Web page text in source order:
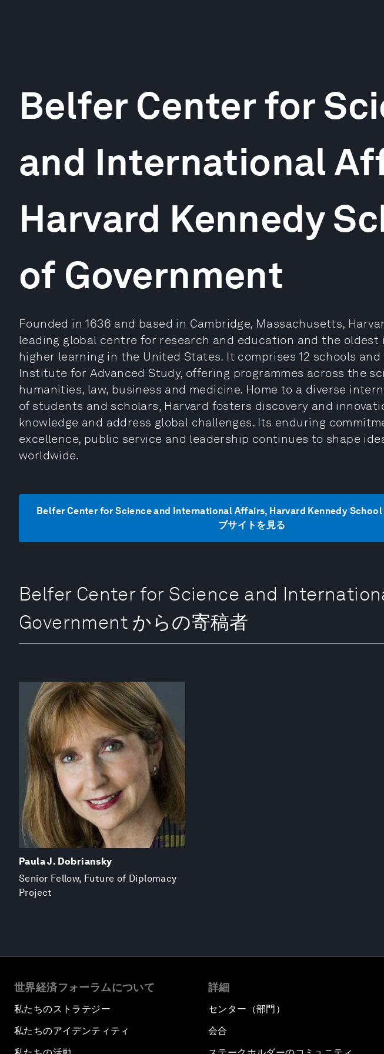
Belfer Center for
and International
Harvard Kennedy
of Government
Founded in 1636 and based in Cambridge, Massachusetts,
leading global centre for research and education and the
higher learning in the United States. It comprises 12 schools
Institute for Advanced Study, offering programmes across the
humanities, law, business and medicine. Home to a diverse
of students and scholars, Harvard fosters discovery and
knowledge and address global challenges. Its enduring
excellence, public service and leadership continues to shape
worldwide.
Belfer Center for Science and International Affairs, Harvard Kennedy School
ブサイトを見る
Belfer Center for Science and
Government からの寄稿者
Paula J. Dobriansky
Senior Fellow, Future of Diplomacy
Project
世界経済フォーラムについて
私たちのストラテジー
私たちのアイデンティティ
詳細
センター（部門）
会合